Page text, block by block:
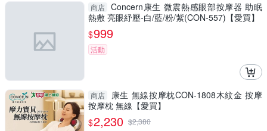
商店 Concern康生 微震熱感眼部按摩器 助眠
熱敷 亮眼紓壓-白/藍/粉/紫(CON-557)【愛買】
$999
活動
商店
康生 無線按摩枕CON-1808木紋金 按摩
按摩枕 無線【愛買】
$2,230 $2,380